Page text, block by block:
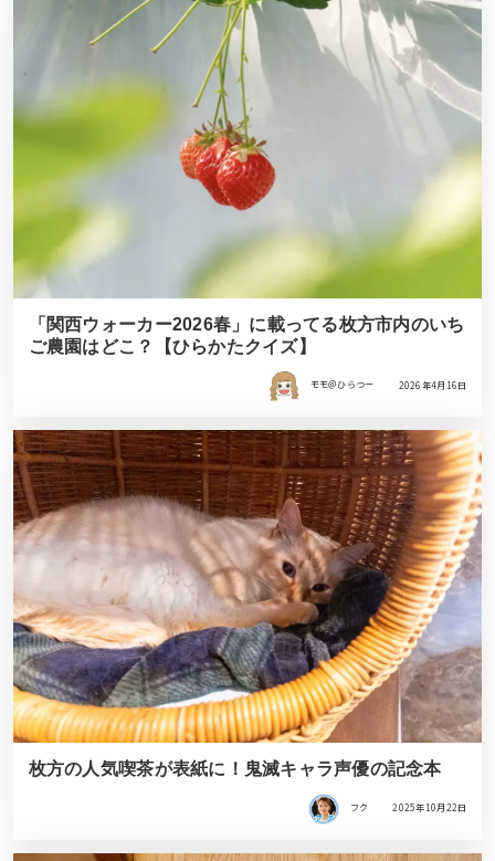
「関西ウォーカー2026春」に載ってる枚方市内のいち
ご農園はどこ？【ひらかたクイズ】
モモ＠ひらつー 2026年4月16日
枚方の人気喫茶が表紙に！鬼滅キャラ声優の記念本
フク 2025年10月22日